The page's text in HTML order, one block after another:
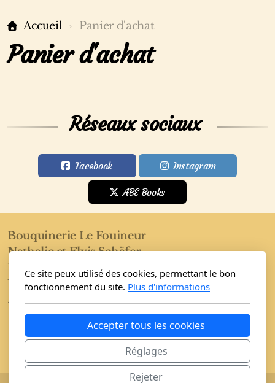
Accueil Panier d'achat
Panier d'achat
Réseaux sociaux
Facebook Instagram
ABE Books
Bouquinerie Le Fouineur
Nathalie et Elvis Schäfer
Rue de l'Eglise 40
1955 Saint-Pierre-de-Clages
Accueil
Boutique Conditions
Ce site peux utilisé des cookies, permettant le bon
fonctionnement du site. Plus d'informations
Accepter tous les cookies
Réglages
Rejeter